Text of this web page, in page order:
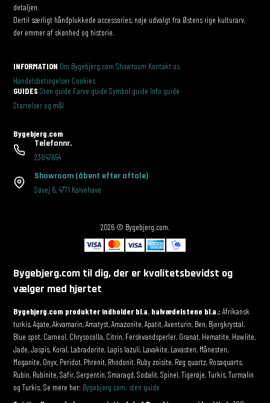
detaljen.
Dertil særligt håndplukkede accessories, nøje udvalgt fra Østens rige kulturarv,
der emmer af skønhed og historie.
INFORMATION Om Bygebjerg.com Showroom Kontakt os
Handelsbetingelser Cookies
GUIDES Sten guide Farve guide Symbol guide Info guide
Størrelser og mål
Bygebjerg.com
Telefonnr.
23847654
Showroom (åbent efter aftale)
Søvej 6,4771 Kalvehave
2026 © Bygebjerg.com.
Bygebjerg.com til dig, der er kvalitetsbevidst og
vælger med hjertet
Bygebjerg.com produkter indholder bl.a. halvædelstene bl.a.: Afrikansk
turkis, Agate, Akvamarin, Amatyst, Amazonite, Apatit, Aventurin, Ben, Bjergkrystal,
Blue spot, Carneol, Chrysocolla, Citrin, Ferskvandsperler, Granat, Hematite, Howlite,
Jade, Jaspis, Koral, Labradorite, Lapis lazuli, Lavakite, Lavasten, Månesten,
Moganite, Onyx, Peridot, Phrenit, Rhodonit, Ruby zoisite, Røg quartz, Rosaquarts,
Rubin, Rubinite, Safir, Serpentin, Smaragd, Sodalit, Spinel, Tigerøje, Turkis, Turmalin
og Turkis. Se mere her: Bygebjerg.com: sten guide